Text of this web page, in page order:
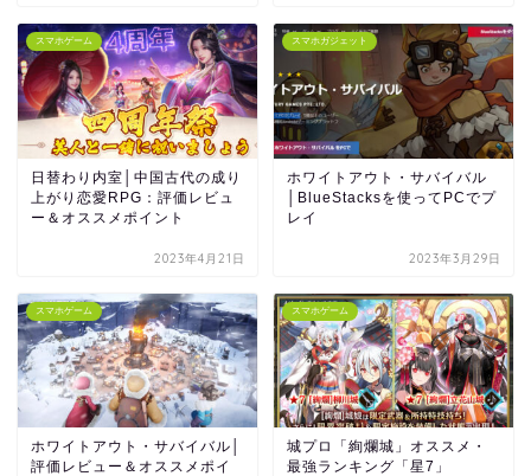
スマホゲーム
日替わり内室│中国古代の成り
上がり恋愛RPG：評価レビュ
ー＆オススメポイント
2023年4月21日
スマホガジェット
ホワイトアウト・サバイバル
│BlueStacksを使ってPCでプ
レイ
2023年3月29日
スマホゲーム
ホワイトアウト・サバイバル│
評価レビュー＆オススメポイ
スマホゲーム
城プロ「絢爛城」オススメ・
最強ランキング「星7」